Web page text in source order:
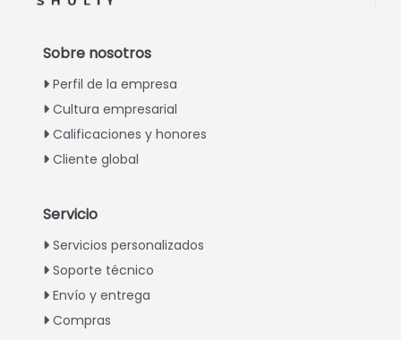
Sobre nosotros
Perfil de la empresa
Cultura empresarial
Calificaciones y honores
Cliente global
Servicio
Servicios personalizados
Soporte técnico
Envío y entrega
Compras
Swahili
Urdu
Greek
Italian